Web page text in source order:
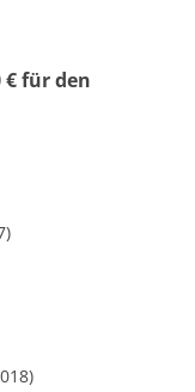
€ für den